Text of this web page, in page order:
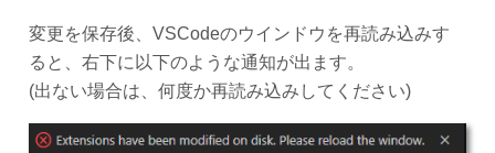
変更を保存後、VSCodeのウインドウを再読み込みす
ると、右下に以下のような通知が出ます。
(出ない場合は、何度か再読み込みしてください)